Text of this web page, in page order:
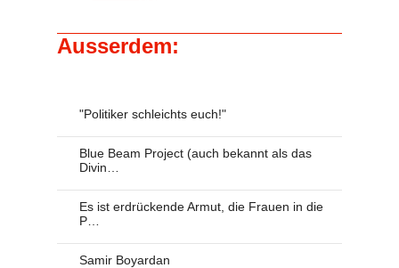
Ausserdem:
"Politiker schleichts euch!"
Blue Beam Project (auch bekannt als das
Divin…
Es ist erdrückende Armut, die Frauen in die
P…
Samir Boyardan